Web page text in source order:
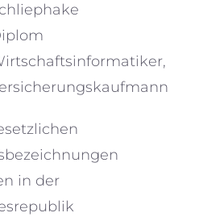
in der